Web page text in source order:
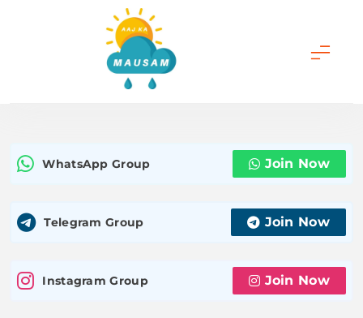
आज का मौसम | कल का
मौसम की जानकारी सबसे
WhatsApp Group Join Now
Telegram Group Join Now
Instagram Group Join Now